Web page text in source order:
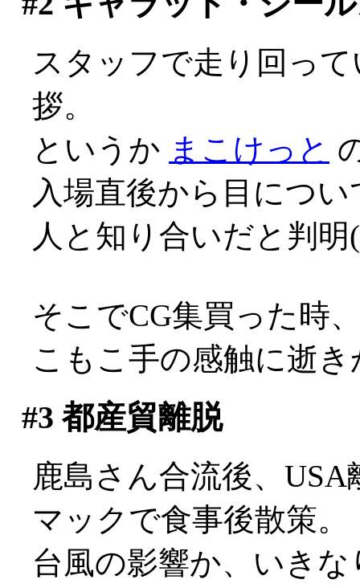
スタッフで走り回っ
拶。
というか まこけっと
入場直後から目につ
人と知り合いだと判明
そこでCG集買った時
こもこ手の感触に逝
#3 都産貿離脱
鹿島さん合流後、
マックで食事後散策。
台風の影響か、いき